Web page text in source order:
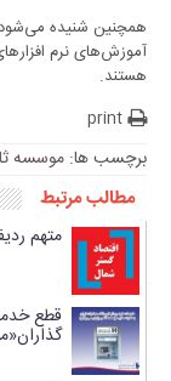
همچنین شنیده می‌شود
آموزش‌های نرم
هستند.
print
برچسب ها: موسسه
مطالب مرتبط
متهم
قطع